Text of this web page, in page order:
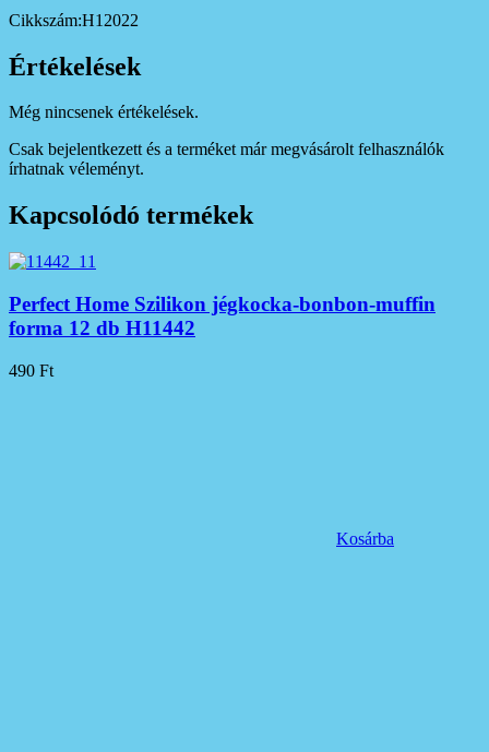
Cikkszám:H12022
Értékelések
Még nincsenek értékelések.
Csak bejelentkezett és a terméket már megvásárolt felhasználók
írhatnak véleményt.
Kapcsolódó termékek
Perfect Home Szilikon jégkocka-bonbon-muffin
forma 12 db H11442
490 Ft
Kosárba